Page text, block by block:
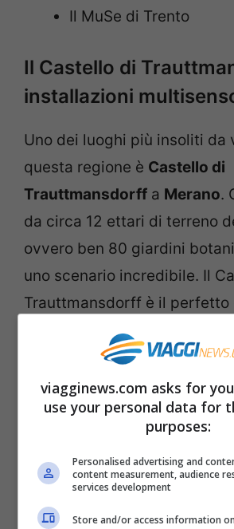
Il MuSe di Trento
Il Castello di
installazioni
Uno dei luoghi più insoliti da
questa regione è Castello di
Trauttmansdorff a Merano.
da circa 12 ettari di terreno
ovvero ben 80 giardini
uno scenario incredibile. Il
Trauttmansdorff è il perfetto
natura e arte, con l’aggiunta
tema e installazioni
un’esperienza unica nel suo
Il Renon e i suoi
geologici
Spostiamoci sull’Altipiano del
viagginews.com asks for
use your personal data for
purposes:
Personalised advertising and
content measurement, audience
services development
Store and/or access information